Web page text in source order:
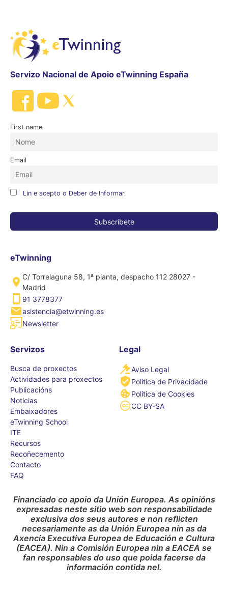
Servizo Nacional de Apoio eTwinning España
First name
Email
Lin e acepto o Deber de Informar
eTwinning
C/ Torrelaguna 58, 1ª planta, despacho 112 28027 -
Madrid
91 3778377
asistencia@etwinning.es
Newsletter
Servizos
Busca de proxectos
Actividades para proxectos
Publicacións
Noticias
Embaixadores
eTwinning School
ITE
Recursos
Recoñecemento
Contacto
FAQ
Legal
Aviso Legal
Política de Privacidade
Política de Cookies
CC BY-SA
Financiado co apoio da Unión Europea. As opinións
expresadas neste sitio web son responsabilidade
exclusiva dos seus autores e non reflicten
necesariamente as da Unión Europea nin as da
Axencia Executiva Europea de Educación e Cultura
(EACEA). Nin a Comisión Europea nin a EACEA se
fan responsables do uso que poida facerse da
información contida nel.